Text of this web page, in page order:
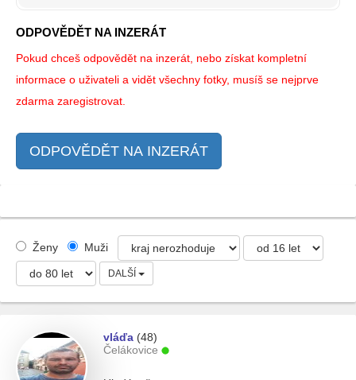
ODPOVĚDĚT NA INZERÁT
Pokud chceš odpovědět na inzerát, nebo získat kompletní
informace o uživateli a vidět všechny fotky, musíš se nejprve
zdarma zaregistrovat.
ODPOVĚDĚT NA INZERÁT
Ženy Muži
DALŠÍ
vláďa (48)
Čelákovice